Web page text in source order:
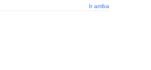
Ir arriba